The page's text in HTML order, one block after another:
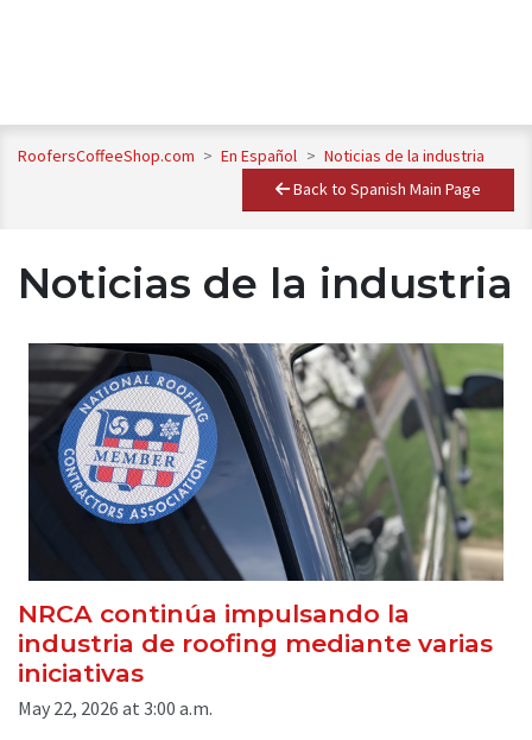
RoofersCoffeeShop.com > En Español > Noticias de la industria
Back to Spanish Main Page
Noticias de la industria
NRCA continúa impulsando la
industria de roofing mediante varias
iniciativas
May 22, 2026 at 3:00 a.m.